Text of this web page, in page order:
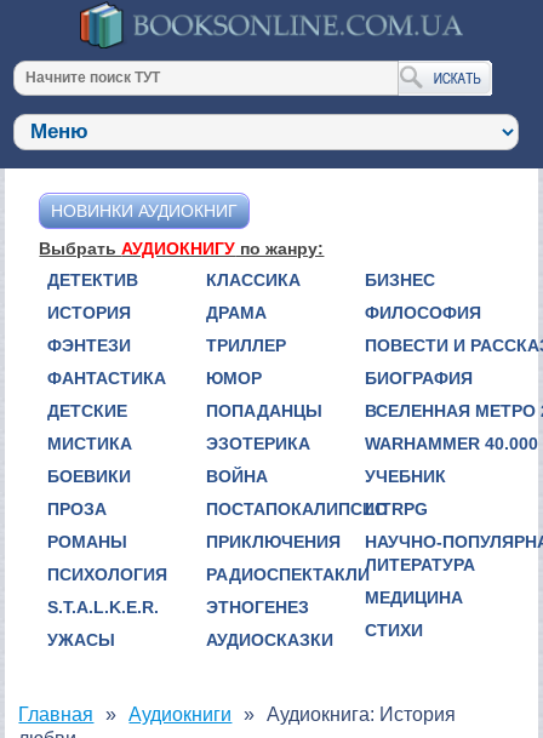
НОВИНКИ АУДИОКНИГ
ВыбратьАУДИОКНИГУ по жанру:
ДЕТЕКТИВ
ИСТОРИЯ
ФЭНТЕЗИ
ФАНТАСТИКА
ДЕТСКИЕ
МИСТИКА
БОЕВИКИ
ПРОЗА
РОМАНЫ
ПСИХОЛОГИЯ
S.T.A.L.K.E.R.
УЖАСЫ
КЛАССИКА
ДРАМА
ТРИЛЛЕР
ЮМОР
ПОПАДАНЦЫ
ЭЗОТЕРИКА
ВОЙНА
ПОСТАПОКАЛИПСИС
ПРИКЛЮЧЕНИЯ
РАДИОСПЕКТАКЛИ
ЭТНОГЕНЕЗ
АУДИОСКАЗКИ
БИЗНЕС
ФИЛОСОФИЯ
ПОВЕСТИ И
БИОГРАФИЯ
ВСЕЛЕННАЯ МЕТРО
WARHAMMER 40.000
УЧЕБНИК
LITRPG
НАУЧНО-
ЛИТЕРАТУРА
МЕДИЦИНА
СТИХИ
Главная Аудиокниги
Аудиокнига: История